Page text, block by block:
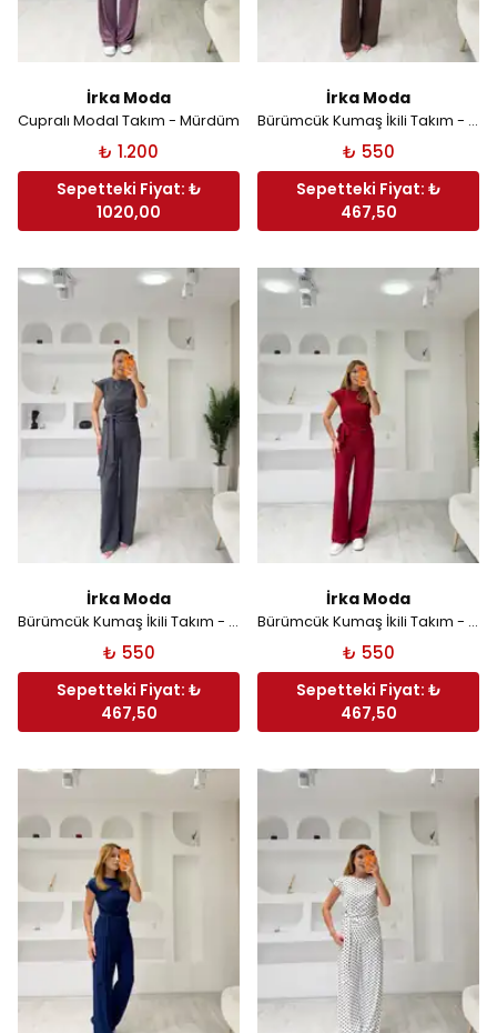
İrka Moda
Cupralı Modal Takım - Mürdüm
₺ 1.200
Sepetteki Fiyat: ₺
1020,00
İrka Moda
Bürümcük Kumaş İkili Takım - Kahverengi
₺ 550
Sepetteki Fiyat: ₺
467,50
İrka Moda
Bürümcük Kumaş İkili Takım - Gri
₺ 550
Sepetteki Fiyat: ₺
467,50
İrka Moda
Bürümcük Kumaş İkili Takım - Kırmızı
₺ 550
Sepetteki Fiyat: ₺
467,50